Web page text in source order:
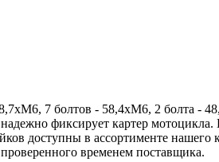
7 болтов - 58,4хМ6, 2 болта -
фиксирует картер
доступны в ассортименте
временем поставщика.